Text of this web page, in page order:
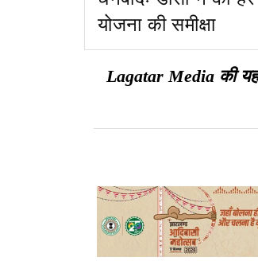
योजना की समीक्षा
Lagatar Media की